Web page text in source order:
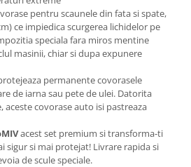
pentru scaunele din fata si spate,
ce impiedica scurgerea lichidelor pe
speciala fara miros mentine
masinii, chiar si dupa expunere
permanente covorasele
de iarna sau pete de ulei. Datorita
covorase auto isi pastreaza
acest set premium si transforma-ti
sigur si mai protejat! Livrare rapida si
de scule speciale.